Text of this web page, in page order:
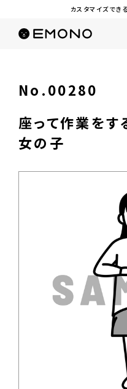
カスタマイズでき
No.00280
座って作業を
女の子